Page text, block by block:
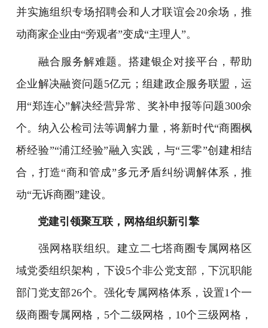
并实施组织专场招聘会和人才联谊会20余场，推
动商家企业由“旁观者”变成“主理人”。
融合服务解难题。搭建银企对接平台，帮助
企业解决融资问题5亿元；组建政企服务联盟，运
用“郑连心”解决经营异常、奖补申报等问题300余
个。纳入公检司法等调解力量，将新时代“商圈枫
桥经验”“浦江经验”融入实践，与“三零”创建相结
合，打造“商和管成”多元矛盾纠纷调解体系，推
动“无诉商圈”建设。
党建引领聚互联，网格组织新引擎
强网格联组织。建立二七塔商圈专属网格区
域党委组织架构，下设5个非公党支部，下沉职能
部门党支部26个。强化专属网格体系，设置1个一
级商圈专属网格，5个二级网格，10个三级网格，